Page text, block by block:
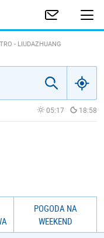
- LIUDAZHUANG
05:17 18:58
POGODA NA
WEEKEND